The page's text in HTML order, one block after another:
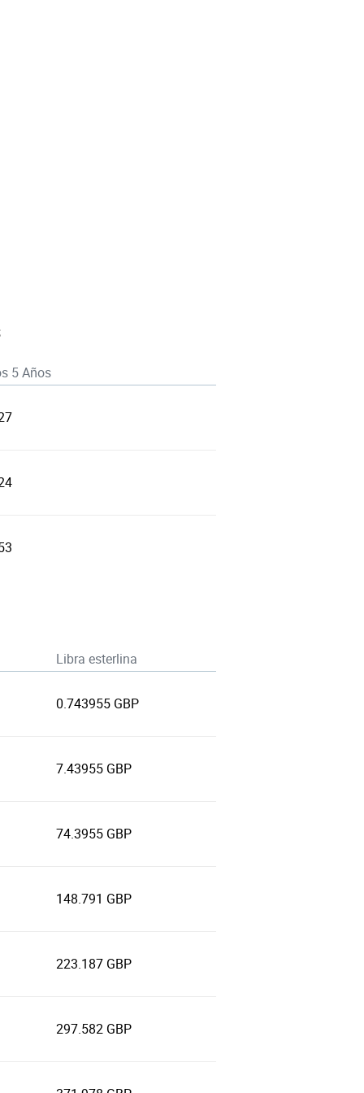
5 Años
Libra esterlina
0.743955 GBP
7.43955 GBP
74.3955 GBP
148.791 GBP
223.187 GBP
297.582 GBP